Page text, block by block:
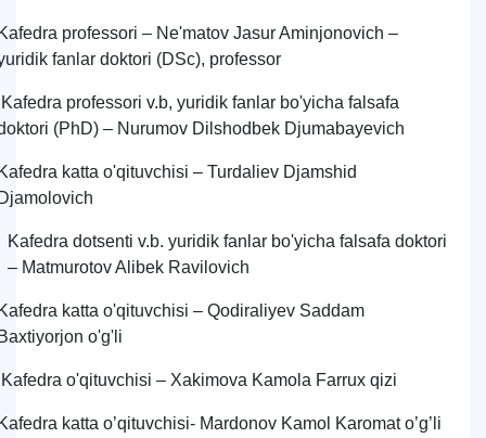
professori – Ne'matov Jasur Aminjonovich –
fanlar doktori (DSc), professor
professori v.b, yuridik fanlar bo'yicha falsafa
(PhD) – Nurumov Dilshodbek Djumabayevich
katta o'qituvchisi – Turdaliev Djamshid
Kafedra dotsenti v.b. yuridik fanlar bo'yicha falsafa doktori
– Matmurotov Alibek Ravilovich
katta o'qituvchisi – Qodiraliyev Saddam
o'g'li
o'qituvchisi – Xakimova Kamola Farrux qizi
katta o’qituvchisi- Mardonov Kamol Karomat o’g’li